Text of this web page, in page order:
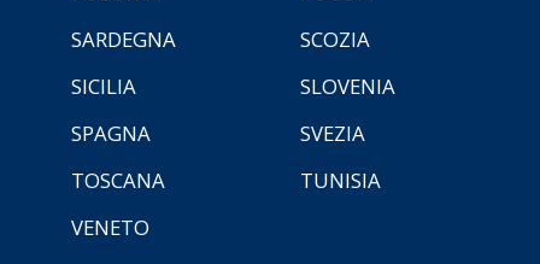
SARDEGNA
SCOZIA
SICILIA
SLOVENIA
SPAGNA
SVEZIA
TOSCANA
TUNISIA
VENETO